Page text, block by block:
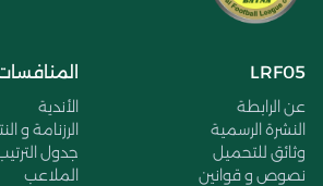
LRF05
عن الرابطة
النشرة الرسمية
وثائق للتحميل
نصوص و قوانين
الأندية
الرزنامة و
جدول
الملاعب